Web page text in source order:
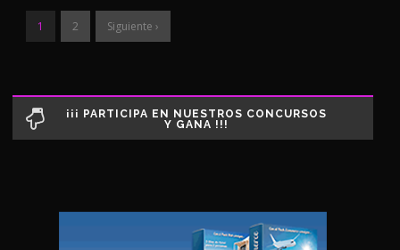
1 2 Siguiente ›
¡¡¡ PARTICIPA EN NUESTROS CONCURSOS
Y GANA !!!